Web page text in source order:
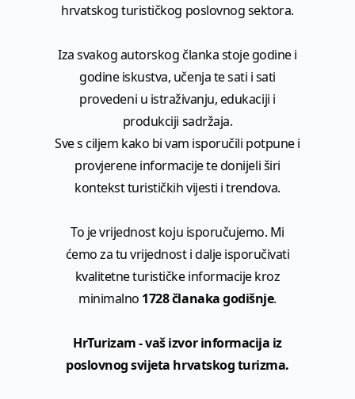
hrvatskog turističkog poslovnog sektora.
Iza svakog autorskog članka stoje godine i
godine iskustva, učenja te sati i sati
provedeni u istraživanju, edukaciji i
produkciji sadržaja.
Sve s ciljem kako bi vam isporučili potpune i
provjerene informacije te donijeli širi
kontekst turističkih vijesti i trendova.
To je vrijednost koju isporučujemo. Mi
ćemo za tu vrijednost i dalje isporučivati
kvalitetne turističke informacije kroz
minimalno 1728 članaka godišnje.
HrTurizam - vaš izvor informacija iz
poslovnog svijeta hrvatskog turizma.